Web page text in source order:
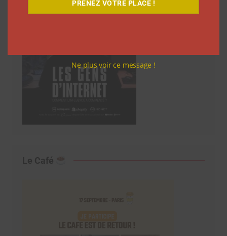
Le Café
PRENEZ VOTRE PLACE !
Ne plus voir ce message !